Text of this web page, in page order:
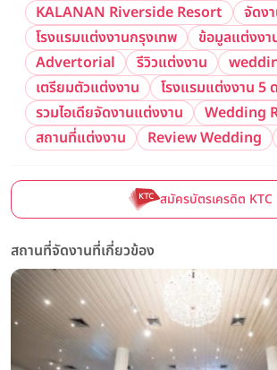
KALANAN Riverside Resort
จัดง
โรงแรมแต่งงานกรุงเทพ
ข้อมูลแต่งงา
Advertorial
รีวิวแต่งงาน
เตรียมตัวแต่งงาน
โรงแรมแต่งงาน 5
รวมไอเดียจัดงานแต่งงาน
Wedding
สถานที่แต่งงาน
Review Wedding
สมัครบัตรเครดิต KTC
สถานที่จัดงานที่เกี่ยวข้อง